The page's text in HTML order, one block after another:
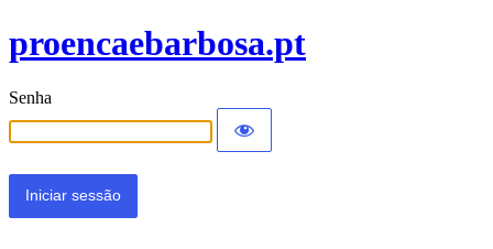
proencaebarbosa.pt
Senha